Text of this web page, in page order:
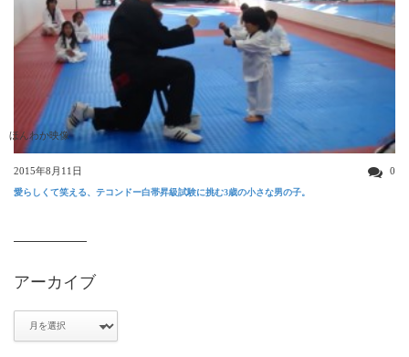
ほんわか映像
2015年8月11日 0
愛らしくて笑える、テコンドー白帯昇級試験に挑む3歳の小さな男の子。
アーカイブ